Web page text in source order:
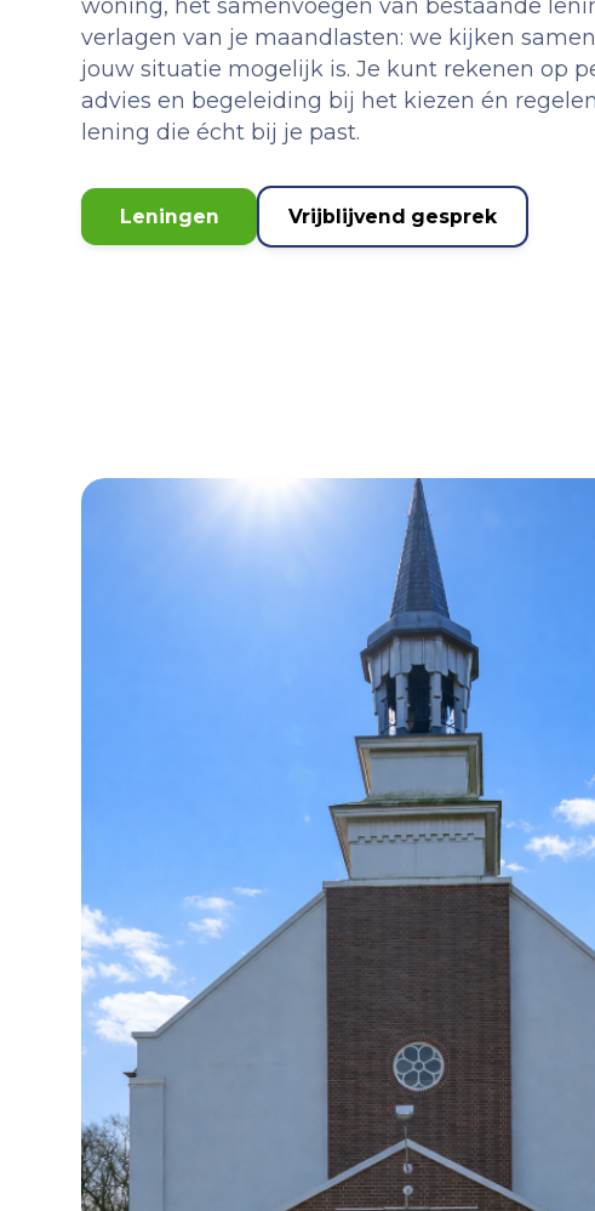
verlagen van je maandlasten: we kijken
jouw situatie mogelijk is. Je kunt rekenen op
advies en begeleiding bij het kiezen én
lening die écht bij je past.
Leningen Vrijblijvend gesprek